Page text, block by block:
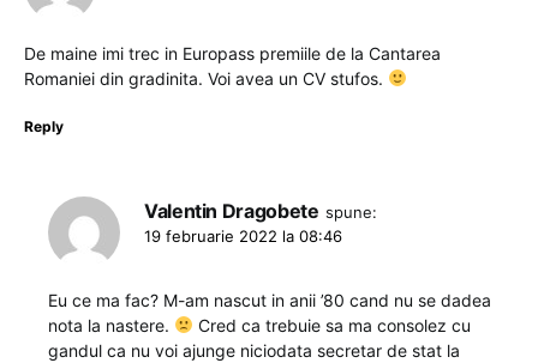
De maine imi trec in Europass premiile de la Cantarea
Romaniei din gradinita. Voi avea un CV stufos.
Reply
Valentin Dragobete spune:
19 februarie 2022 la 08:46
Eu ce ma fac? M-am nascut in anii ’80 cand nu se dadea
nota la nastere.
Cred ca trebuie sa ma consolez cu
gandul ca nu voi ajunge niciodata secretar de stat la